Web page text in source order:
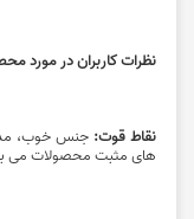
نظرات کاربران در مورد
نقاط قوت: جنس خوب،
های مثبت محصولات می